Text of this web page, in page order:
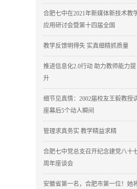
合肥七中在2021年新媒体新技术教
应用研讨会暨第十四届全国
教学反馈明得失 实真细精抓质量
推进信息化2.0行动 助力教师能力提
升
细节见真情：2002届校友王毅教授
座幕后5个动人瞬间
管理求真务实 教学精益求精
合肥七中党总支召开纪念建党八十
周年座谈会
安徽省第一名，合肥市第一位！她